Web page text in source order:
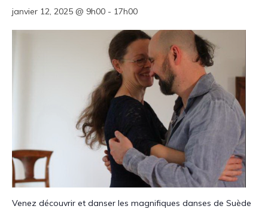
janvier 12, 2025 @ 9h00 - 17h00
Venez découvrir et danser les magnifiques danses de Suède